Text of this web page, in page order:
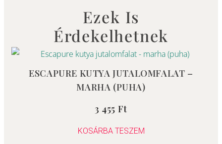
Ezek Is
Érdekelhetnek
ESCAPURE KUTYA JUTALOMFALAT –
MARHA (PUHA)
3 455 Ft
KOSÁRBA TESZEM